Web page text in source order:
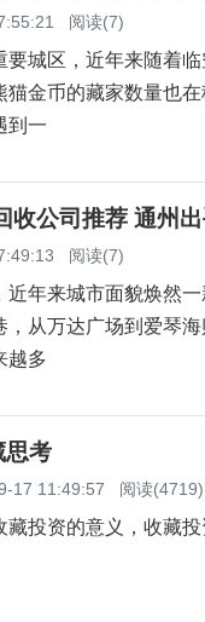
阅读(7)
城区，近年来随着
猫金币的藏家数量也
到一
收公司推荐 通州
阅读(7)
年来城市面貌焕然
，从万达广场到爱琴
越多
思考
17 11:49:57 阅读(4719)
投资的意义，收藏投